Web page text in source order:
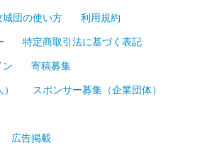
印 昭和百年 三月版
城団の使い方
利用規約
特定商取引法に基づく表記
寄稿募集
スポンサー募集（企業団体）
広告掲載